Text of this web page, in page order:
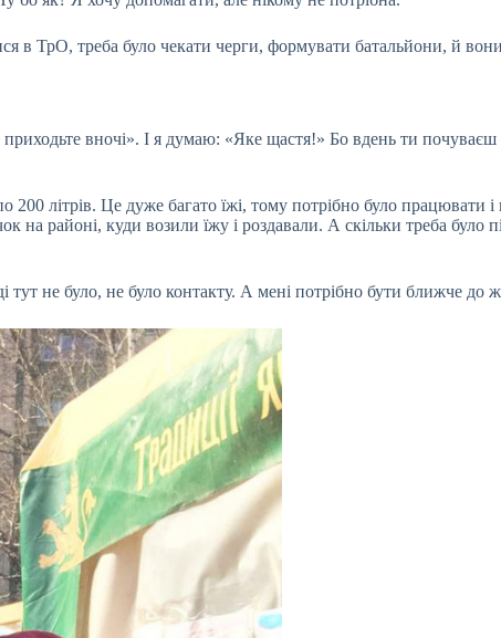
ТрО, треба було чекати черги, формувати батальйони, й вони
вночі». І я думаю: «Яке щастя!» Бо вдень ти почуваєш
200 літрів. Це дуже багато їжі, тому потрібно було працювати
на районі, куди возили їжу і роздавали. А скільки треба
тут не було, не було контакту. А мені потрібно бути ближче до